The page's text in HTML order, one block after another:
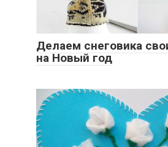
Делаем снеговика
на Новый год